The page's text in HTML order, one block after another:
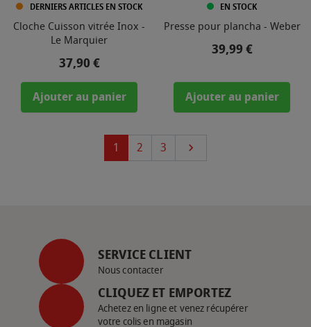
DERNIERS ARTICLES EN STOCK
Cloche Cuisson vitrée Inox -
Le Marquier
Prix
37,90 €
Ajouter au panier
EN STOCK
Presse pour plancha - Weber
Prix
39,99 €
Ajouter au panier
1 2 3 Suivant

SERVICE CLIENT
Nous contacter
CLIQUEZ ET EMPORTEZ
Achetez en ligne et venez récupérer
votre colis en magasin